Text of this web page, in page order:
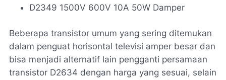
D2349 1500V 600V 10A 50W Damper
Beberapa transistor umum yang sering ditemukan
dalam penguat horisontal televisi amper besar dan
bisa menjadi alternatif lain pengganti persamaan
transistor D2634 dengan harga yang sesuai, selain